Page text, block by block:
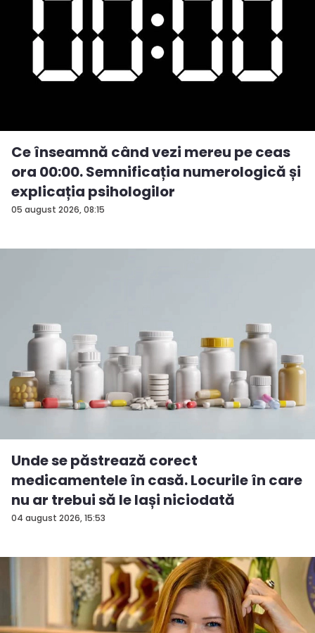
05 august 2026, 08:15
Ce înseamnă când vezi mereu pe ceas
ora 00:00. Semnificația numerologică și
explicația psihologilor
04 august 2026, 15:53
Unde se păstrează corect
medicamentele în casă. Locurile în care
nu ar trebui să le lași niciodată